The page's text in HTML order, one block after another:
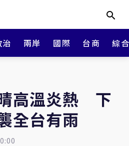
治 兩岸 國際 台商 綜
高溫炎熱 下
全台有雨